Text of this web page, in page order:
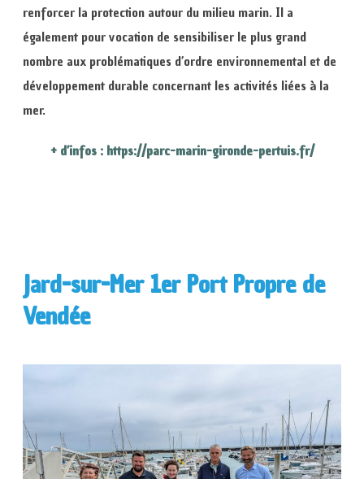
renforcer la protection autour du milieu marin. Il a
également pour vocation de sensibiliser le plus grand
nombre aux problématiques d’ordre environnemental et de
développement durable concernant les activités liées à la
mer.
+ d’infos : https://parc-marin-gironde-pertuis.fr/
Jard-sur-Mer 1er Port Propre de
Vendée